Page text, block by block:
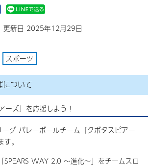
更新日 2025年12月29日
スポーツ
について
ーズ」を応援しよう！
グ バレーボールチーム「クボタスピアー
。
SPEARS WAY 2.0 ～進化～」をチームスロ